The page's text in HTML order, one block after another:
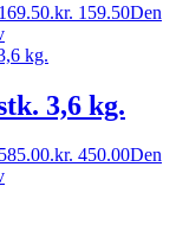
kr. 159.50Den
3,6 kg.
kr. 450.00Den